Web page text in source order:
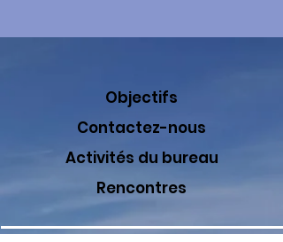
Objectifs
Contactez-nous
Activités du bureau
Rencontres